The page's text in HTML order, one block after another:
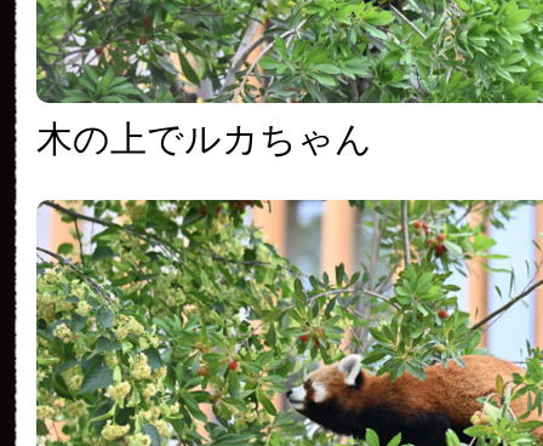
木の上でルカちゃん